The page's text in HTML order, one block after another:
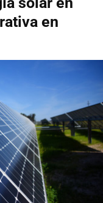
en